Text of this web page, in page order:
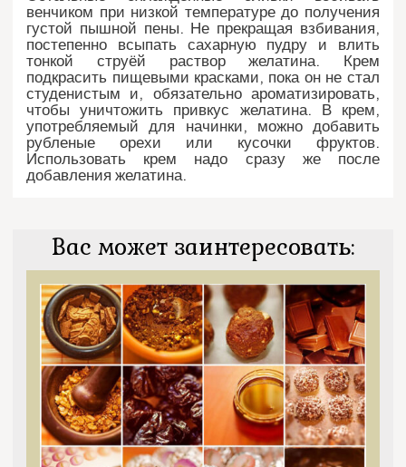
венчиком при низкой температуре до получения
густой пышной пены. Не прекращая взбивания,
постепенно всыпать сахарную пудру и влить
тонкой струёй раствор желатина. Крем
подкрасить пищевыми красками, пока он не стал
студенистым и, обязательно ароматизировать,
чтобы уничтожить привкус желатина. В крем,
употребляемый для начинки, можно добавить
рубленые орехи или кусочки фруктов.
Использовать крем надо сразу же после
добавления желатина.
Вас может заинтересовать: